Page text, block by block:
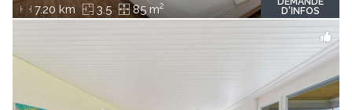
7.20 km 3.5 85 m2
D'INFOS